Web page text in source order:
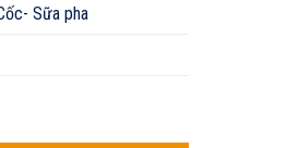
Sữa pha